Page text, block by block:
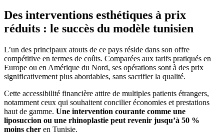
Des interventions esthétiques à prix
réduits : le succès du modèle tunisien
L’un des principaux atouts de ce pays réside dans son offre
compétitive en termes de coûts. Comparées aux tarifs pratiqués en
Europe ou en Amérique du Nord, ses opérations sont à des prix
significativement plus abordables, sans sacrifier la qualité.
Cette accessibilité financière attire de multiples patients étrangers,
notamment ceux qui souhaitent concilier économies et prestations
haut de gamme. Une intervention courante comme une
liposuccion ou une rhinoplastie peut revenir jusqu’à 50 %
moins cher en Tunisie.